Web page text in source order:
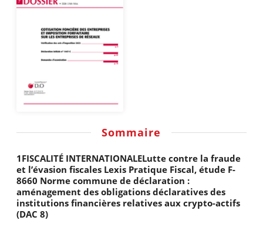
Sommaire
1FISCALITÉ INTERNATIONALELutte contre la fraude
et l’évasion fiscales Lexis Pratique Fiscal, étude F-
8660 Norme commune de déclaration :
aménagement des obligations déclaratives des
institutions financières relatives aux crypto-actifs
(DAC 8)